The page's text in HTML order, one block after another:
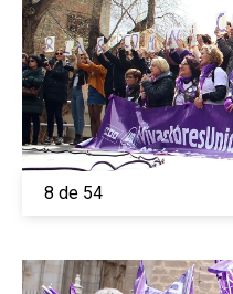
8 de 54